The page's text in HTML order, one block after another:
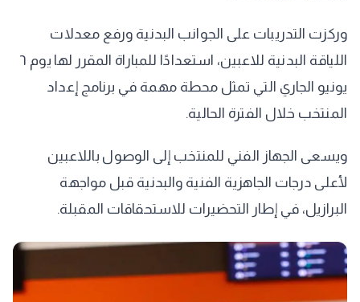
وركزت التدريبات على الجوانب البدنية ورفع معدلات
اللياقة البدنية للاعبين، استعدادًا للمباراة المقرر لها يوم ٦
يونيو الجاري التي تمثل محطة مهمة في برنامج إعداد
المنتخب خلال الفترة الحالية.
ويسعى الجهاز الفني للمنتخب إلى الوصول باللاعبين
لأعلى درجات الجاهزية الفنية والبدنية قبل مواجهة
البرازيل، في إطار التحضيرات للاستحقاقات المقبلة.